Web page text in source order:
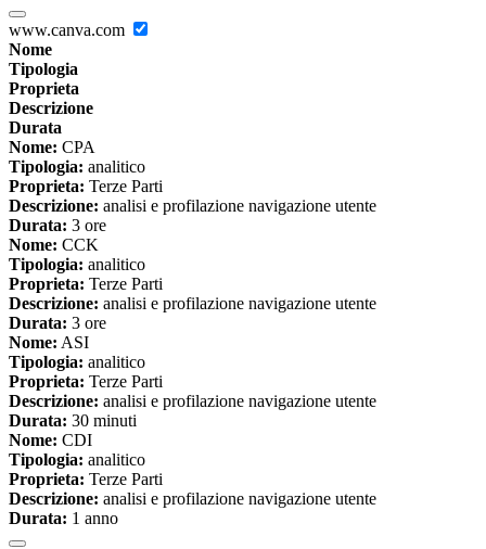
www.canva.com
Nome
Tipologia
Proprieta
Descrizione
Durata
Nome: CPA
Tipologia: analitico
Proprieta: Terze Parti
Descrizione: analisi e profilazione navigazione utente
Durata: 3 ore
Nome: CCK
Tipologia: analitico
Proprieta: Terze Parti
Descrizione: analisi e profilazione navigazione utente
Durata: 3 ore
Nome: ASI
Tipologia: analitico
Proprieta: Terze Parti
Descrizione: analisi e profilazione navigazione utente
Durata: 30 minuti
Nome: CDI
Tipologia: analitico
Proprieta: Terze Parti
Descrizione: analisi e profilazione navigazione utente
Durata: 1 anno